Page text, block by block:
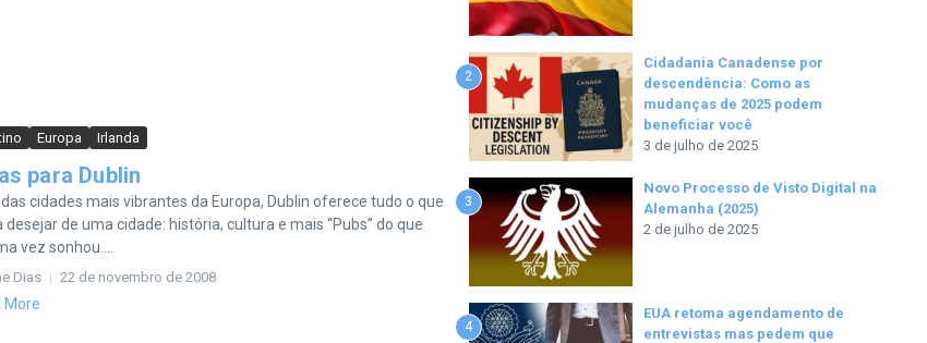
Europa Irlanda
para Dublin
cidades mais vibrantes da Europa, Dublin oferece tudo o que
desejar de uma cidade: história, cultura e mais “Pubs” do que
vez sonhou....
Dias 22 de novembro de 2008
More
2
Cidadania Canadense por
descendência: Como as
mudanças de 2025 podem
beneficiar você
3 de julho de 2025
3
Novo Processo de Visto Digital na
Alemanha (2025)
2 de julho de 2025
4
EUA retoma agendamento de
entrevistas mas pedem que